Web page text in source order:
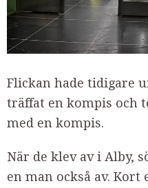
Flickan hade tidigare
träffat en kompis och
med en kompis.
När de klev av i Alby,
en man också av.